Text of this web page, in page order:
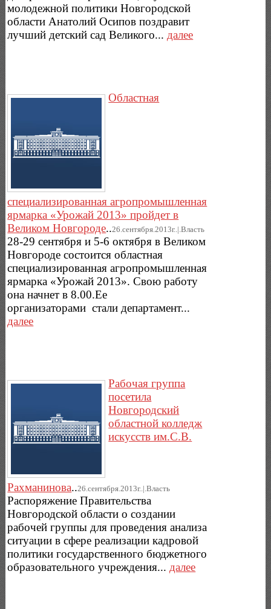
молодежной политики Новгородской
области Анатолий Осипов поздравит
лучший детский сад Великого...далее
Областная
специализированная агропромышленная
ярмарка «Урожай 2013» пройдет в
Великом Новгороде..26.сентября.2013г..|.Власть
28-29 сентября и 5-6 октября в Великом
Новгороде состоится областная
специализированная агропромышленная
ярмарка «Урожай 2013». Свою работу
она начнет в 8.00.Ее
организаторами стали департамент...
далее
Рабочая группа
посетила
Новгородский
областной колледж
искусств им.С.В.
Рахманинова..26.сентября.2013г..|.Власть
Распоряжение Правительства
Новгородской области о создании
рабочей группы для проведения анализа
ситуации в сфере реализации кадровой
политики государственного бюджетного
образовательного учреждения... далее